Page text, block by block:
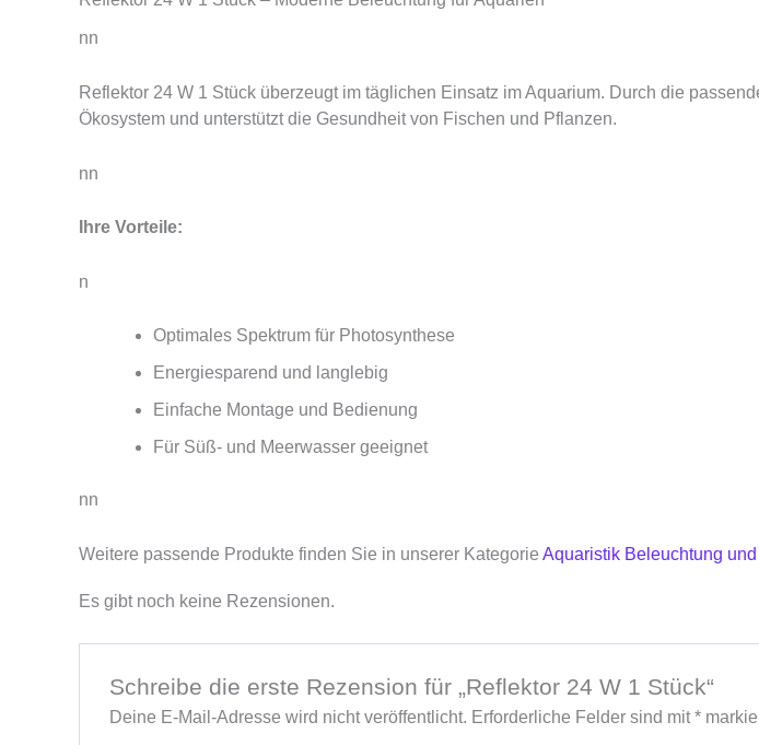
nn
Reflektor 24 W 1 Stück überzeugt im täglichen Einsatz im Aquarium. Durch die
Ökosystem und unterstützt die Gesundheit von Fischen und Pflanzen.
nn
Ihre Vorteile:
n
Optimales Spektrum für Photosynthese
Energiesparend und langlebig
Einfache Montage und Bedienung
Für Süß- und Meerwasser geeignet
nn
Weitere passende Produkte finden Sie in unserer Kategorie Aquaristik Beleuchtung
Es gibt noch keine Rezensionen.
Schreibe die erste Rezension für „Reflektor 24 W 1 Stück“
Deine E-Mail-Adresse wird nicht veröffentlicht. Erforderliche Felder sind mit*